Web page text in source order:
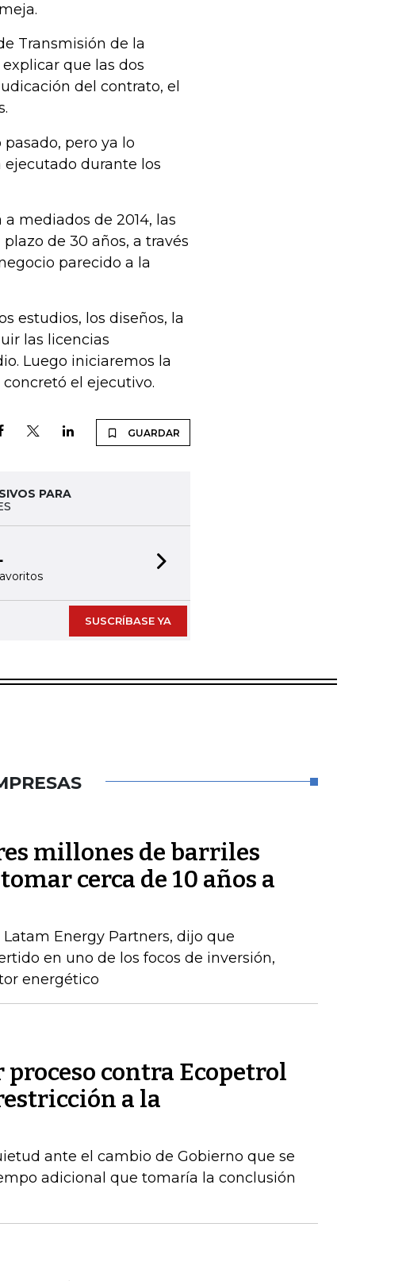
Transmisión de la
que las dos
del contrato, el
pero ya lo
durante los
mediados de 2014, las
de 30 años, a través
parecido a la
estudios, los diseños, la
las licencias
Luego iniciaremos la
el ejecutivo.
GUARDAR
PARA
SUSCRÍBASE YA
millones de barriles
cerca de 10 años a
Energy Partners, dijo que
en uno de los focos de inversión,
energético
proceso contra Ecopetrol
a la
ante el cambio de Gobierno que se
adicional que tomaría la conclusión